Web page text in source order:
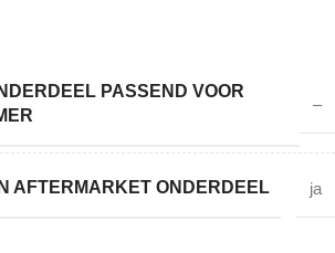
PASSEND VOOR
–
AFTERMARKET ONDERDEEL ja